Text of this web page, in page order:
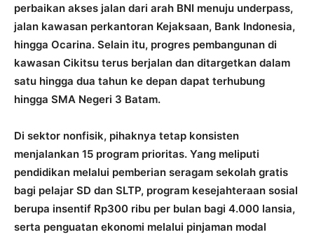
perbaikan akses jalan dari arah BNI menuju underpass,
jalan kawasan perkantoran Kejaksaan, Bank Indonesia,
hingga Ocarina. Selain itu, progres pembangunan di
kawasan Cikitsu terus berjalan dan ditargetkan dalam
satu hingga dua tahun ke depan dapat terhubung
hingga SMA Negeri 3 Batam.
Di sektor nonfisik, pihaknya tetap konsisten
menjalankan 15 program prioritas. Yang meliputi
pendidikan melalui pemberian seragam sekolah gratis
bagi pelajar SD dan SLTP, program kesejahteraan sosial
berupa insentif Rp300 ribu per bulan bagi 4.000 lansia,
serta penguatan ekonomi melalui pinjaman modal